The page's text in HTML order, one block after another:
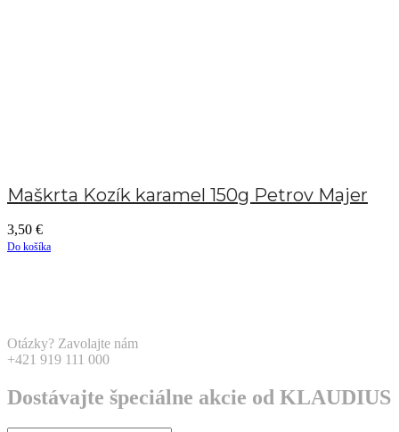
Maškrta Kozík karamel 150g Petrov Majer
3,50 €
Do košíka
Otázky? Zavolajte nám
+421 919 111 000
Dostávajte špeciálne akcie od KLAUDIUS